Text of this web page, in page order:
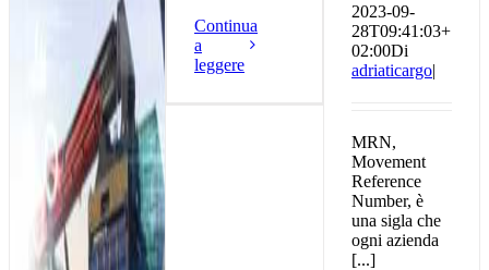
Continua
a
leggere
2023-09-
28T09:41:03+
02:00Di
adriaticargo|
MRN,
Movement
Reference
Number, è
una sigla che
ogni azienda
[...]